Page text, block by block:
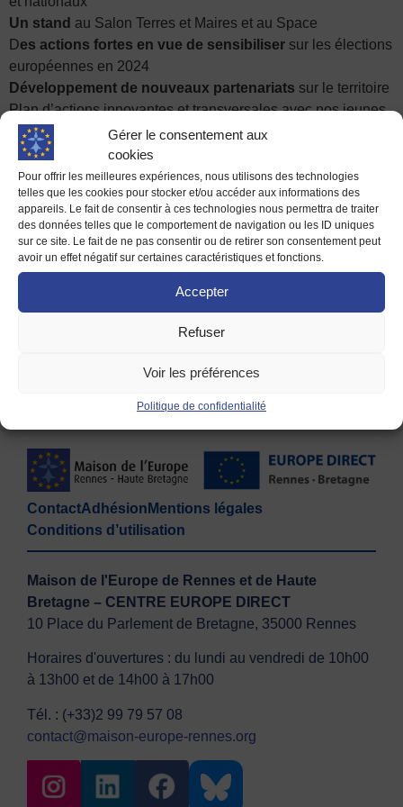
Gérer le consentement aux
cookies
Pour offrir les meilleures expériences, nous utilisons des technologies
telles que les cookies pour stocker et/ou accéder aux informations des
appareils. Le fait de consentir à ces technologies nous permettra de traiter
des données telles que le comportement de navigation ou les ID uniques
sur ce site. Le fait de ne pas consentir ou de retirer son consentement peut
avoir un effet négatif sur certaines caractéristiques et fonctions.
Accepter
Refuser
Voir les préférences
Politique de confidentialité
Un stand au Salon Terres et Maires et au Space
Des actions fortes en vue de sensibiliser sur les élections
européennes en 2024
Développement de nouveaux partenariats sur le territoire
Plan d’actions innovantes et transversales avec nos jeunes
ambassadeurs
Réflexions sur l’aménagement de l’espace d’accueil de la
MDE
L’équipe n’a pas ménagé ses efforts pour rendre
l’Europe plus proche des Bretons et des Bretonnes.
Et nous continuerons plus que jamais de le faire ! Pour
cela, nous avons besoin de votre soutien !
Rapport d’activité 2023
ContactAdhésion Mentions légales
Conditions d’utilisation
Maison de l'Europe de Rennes et de Haute
Bretagne – CENTRE EUROPE DIRECT
10 Place du Parlement de Bretagne, 35000 Rennes
Horaires d'ouvertures : du lundi au vendredi de 10h00
à 13h00 et de 14h00 à 17h00
Tél. : (+33)2 99 79 57 08
contact@maison-europe-rennes.org